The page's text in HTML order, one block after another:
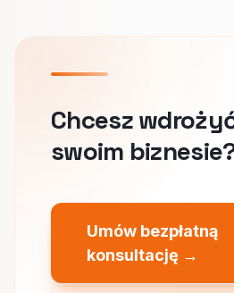
Chcesz
swoim
Umów bezpłatną
konsultację →